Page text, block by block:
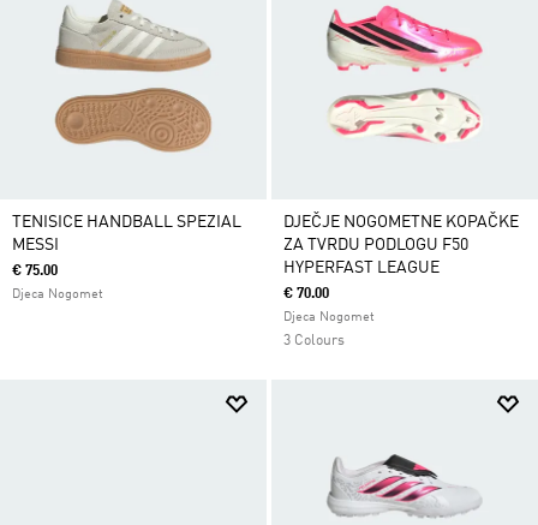
TENISICE HANDBALL SPEZIAL
MESSI
€ 75.00
Djeca Nogomet
DJEČJE NOGOMETNE KOPAČKE
ZA TVRDU PODLOGU F50
HYPERFAST LEAGUE
€ 70.00
Djeca Nogomet
3 Colours